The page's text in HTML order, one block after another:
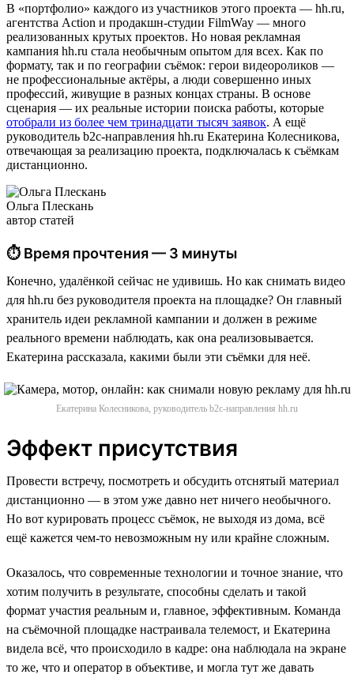
В «портфолио» каждого из участников этого проекта — hh.ru,
агентства Action и продакшн-студии FilmWay — много
реализованных крутых проектов. Но новая рекламная
кампания hh.ru стала необычным опытом для всех. Как по
формату, так и по географии съёмок: герои видеороликов —
не профессиональные актёры, а люди совершенно иных
профессий, живущие в разных концах страны. В основе
сценария — их реальные истории поиска работы, которые
отобрали из более чем тринадцати тысяч заявок. А ещё
руководитель b2c-направления hh.ru Екатерина Колесникова,
отвечающая за реализацию проекта, подключалась к съёмкам
дистанционно.
Ольга Плескань
автор статей
⏱ Время прочтения — 3 минуты
Конечно, удалёнкой сейчас не удивишь. Но как снимать видео
для hh.ru без руководителя проекта на площадке? Он главный
хранитель идеи рекламной кампании и должен в режиме
реального времени наблюдать, как она реализовывается.
Екатерина рассказала, какими были эти съёмки для неё.
Екатерина Колесникова, руководитель b2c-направления hh.ru
Эффект присутствия
Провести встречу, посмотреть и обсудить отснятый материал
дистанционно — в этом уже давно нет ничего необычного.
Но вот курировать процесс съёмок, не выходя из дома, всё
ещё кажется чем-то невозможным ну или крайне сложным.
Оказалось, что современные технологии и точное знание, что
хотим получить в результате, способны сделать и такой
формат участия реальным и, главное, эффективным. Команда
на съёмочной площадке настраивала телемост, и Екатерина
видела всё, что происходило в кадре: она наблюдала на экране
то же, что и оператор в объективе, и могла тут же давать